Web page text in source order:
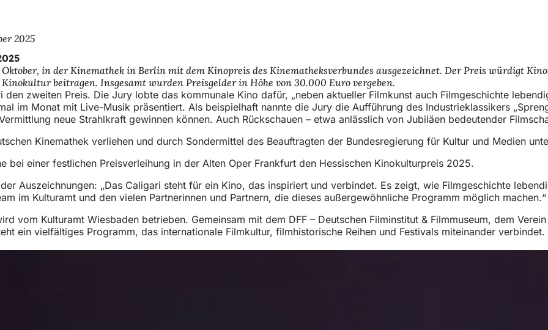
2025
in der Kinemathek in Berlin mit dem Kinopreis des Kinematheksverbundes ausgezeichnet. Der Preis würdigt
beitragen. Insgesamt wurden Preisgelder in Höhe von 30.000 Euro vergeben.
zweiten Preis. Die Jury lobte das kommunale Kino dafür, „neben aktueller Filmkunst auch Filmgeschichte
im Monat mit Live-Musik präsentiert. Als beispielhaft nannte die Jury die Aufführung des Industrieklassikers
neue Strahlkraft gewinnen können. Auch Rückschauen – etwa anlässlich von Jubiläen bedeutender
Kinemathek verliehen und durch Sondermittel des Beauftragten der Bundesregierung für Kultur und Medien
bei einer festlichen Preisverleihung in der Alten Oper Frankfurt den Hessischen Kinokulturpreis 2025.
Auszeichnungen: „Das Caligari steht für ein Kino, das inspiriert und verbindet. Es zeigt, wie Filmgeschichte
im Kulturamt und den vielen Partnerinnen und Partnern, die dieses außergewöhnliche Programm möglich
vom Kulturamt Wiesbaden betrieben. Gemeinsam mit dem DFF – Deutschen Filminstitut & Filmmuseum, dem
ein vielfältiges Programm, das internationale Filmkultur, filmhistorische Reihen und Festivals miteinander verbindet.